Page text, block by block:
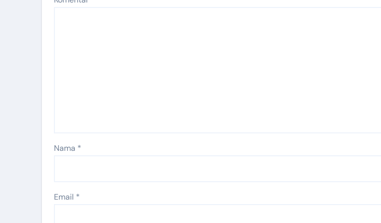
Nama *
Email *